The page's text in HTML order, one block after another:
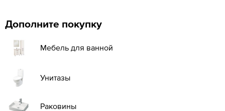
Дополните покупку
Мебель для ванной
Унитазы
Раковины